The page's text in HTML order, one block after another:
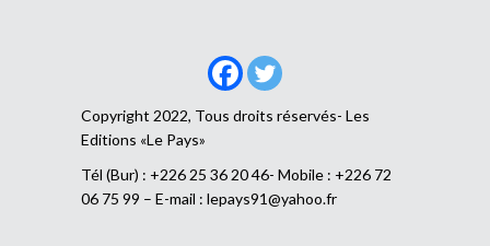
Copyright 2022, Tous droits réservés- Les
Editions «Le Pays»
Tél (Bur) : +226 25 36 20 46- Mobile : +226 72
06 75 99 – E-mail : lepays91@yahoo.fr